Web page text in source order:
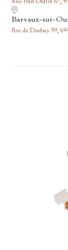
Barvaux-sur-
Rte de Durbuy 99,